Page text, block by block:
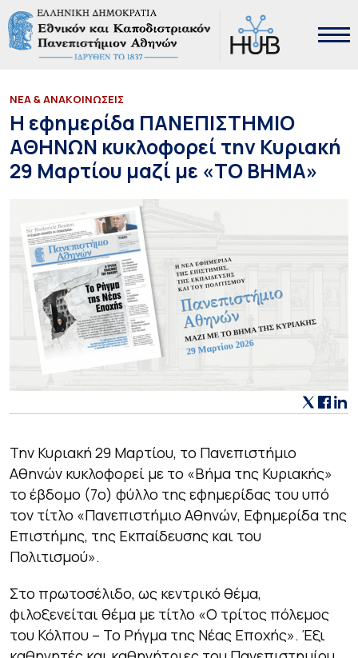
ΝΕΑ & ΑΝΑΚΟΙΝΩΣΕΙΣ
Η εφημερίδα ΠΑΝΕΠΙΣΤΗΜΙΟ
ΑΘΗΝΩΝ κυκλοφορεί την Κυριακή
29 Μαρτίου μαζί με «TO BHMΑ»
Την Κυριακή 29 Μαρτίου, το Πανεπιστήμιο
Αθηνών κυκλοφορεί με το «Βήμα της Κυριακής»
το έβδομο (7ο) φύλλο της εφημερίδας του υπό
τον τίτλο «Πανεπιστήμιο Αθηνών, Εφημερίδα της
Επιστήμης, της Εκπαίδευσης και του
Πολιτισμού».
Στο πρωτοσέλιδο, ως κεντρικό θέμα,
φιλοξενείται θέμα με τίτλο «Ο τρίτος πόλεμος
του Κόλπου – Το Ρήγμα της Νέας Εποχής». Έξι